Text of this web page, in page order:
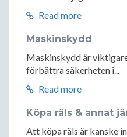
Read more
Maskinskydd
Maskinskydd är
förbättra säkerheten i...
Read more
Köpa räls & annat
Att köpa räls är kanske